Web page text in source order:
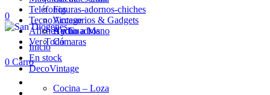
Figuras-adornos-chiches
Accesorios & Gadgets
Hecho a Mano
Teléfonos
TecnoVintage
Audio
Cámaras
Afiches y Cuadros
Ver Todo
0 Carro
0
Inicio
En stock
DecoVintage
Cocina – Loza